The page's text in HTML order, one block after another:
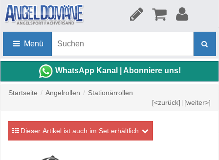
Menü
WhatsApp Kanal | Abonniere uns!
Startseite / Angelrollen / Stationärrollen
[<zurück] | [weiter>]
Dieser Artikel ist auch im Set erhältlich